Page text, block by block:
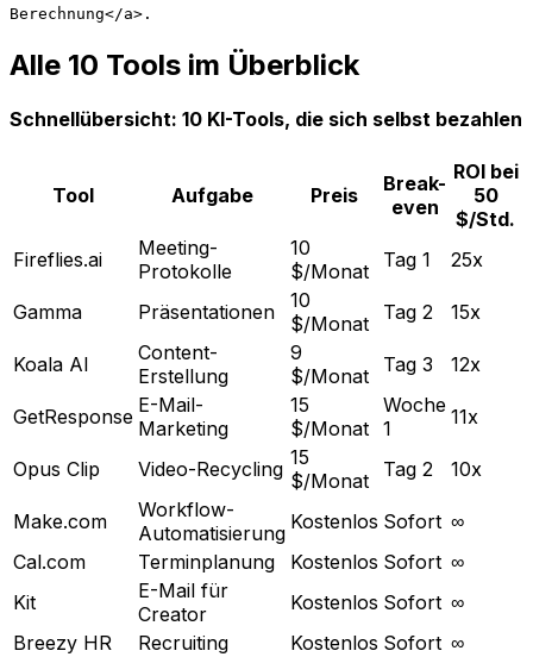
Berechnung</a>.
Alle 10 Tools im Überblick
Schnellübersicht: 10 KI-Tools, die sich selbst bezahlen
Tool Aufgabe Preis
Break-
even
ROI bei
50
$/Std.
Fireflies.ai
Meeting-
Protokolle
10
$/Monat
Tag 1 25x
Gamma Präsentationen
10
$/Monat
Tag 2 15x
Koala AI
Content-
Erstellung
9
$/Monat
Tag 3 12x
GetResponse E-Mail-
Marketing
15
$/Monat
Woche
1
11x
Opus Clip Video-Recycling 15
$/Monat
Tag 2 10x
Make.com
Workflow-
Automatisierung Kostenlos Sofort ∞
Cal.com
Terminplanung Kostenlos Sofort ∞
Kit
E-Mail für
Creator
Kostenlos Sofort ∞
Breezy HR
Recruiting Kostenlos Sofort ∞